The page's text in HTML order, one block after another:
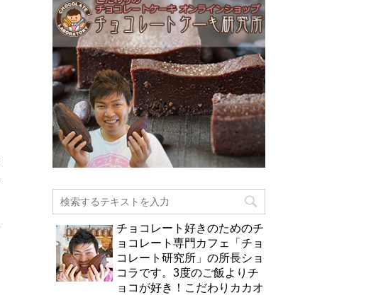
チョコレート好きのためのチ
ョコレート専門カフェ「チョ
コレート研究所」の所長ショ
コラです。3度のご飯よりチ
ョコが好き！こだわりカカオ